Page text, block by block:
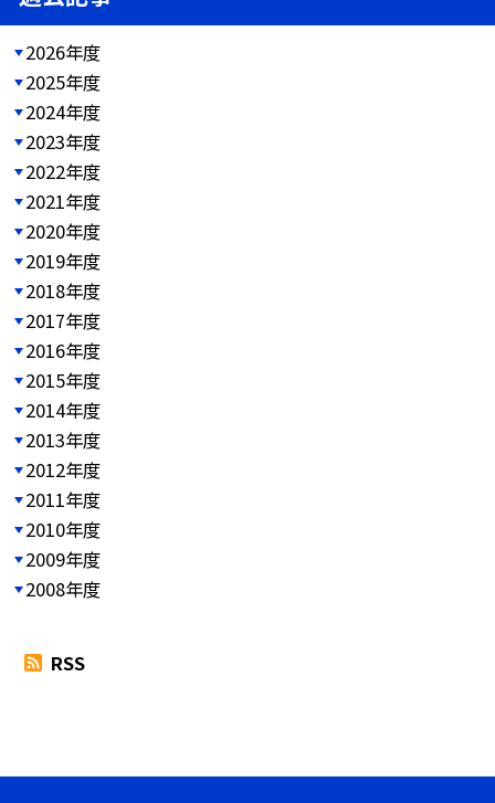
2026年度
2025年度
2024年度
2023年度
2022年度
2021年度
2020年度
2019年度
2018年度
2017年度
2016年度
2015年度
2014年度
2013年度
2012年度
2011年度
2010年度
2009年度
2008年度
RSS